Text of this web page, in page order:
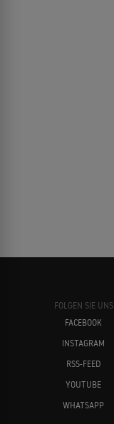
FOLGEN SIE UNS
FACEBOOK
INSTAGRAM
RSS-FEED
YOUTUBE
WHATSAPP